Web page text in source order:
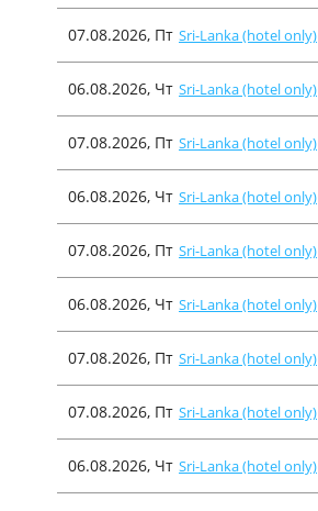
07.08.2026, Пт Sri-Lanka (hotel only)
06.08.2026, Чт Sri-Lanka (hotel only)
07.08.2026, Пт Sri-Lanka (hotel only)
06.08.2026, Чт Sri-Lanka (hotel only)
07.08.2026, Пт Sri-Lanka (hotel only)
06.08.2026, Чт Sri-Lanka (hotel only)
07.08.2026, Пт Sri-Lanka (hotel only)
07.08.2026, Пт Sri-Lanka (hotel only)
06.08.2026, Чт Sri-Lanka (hotel only)